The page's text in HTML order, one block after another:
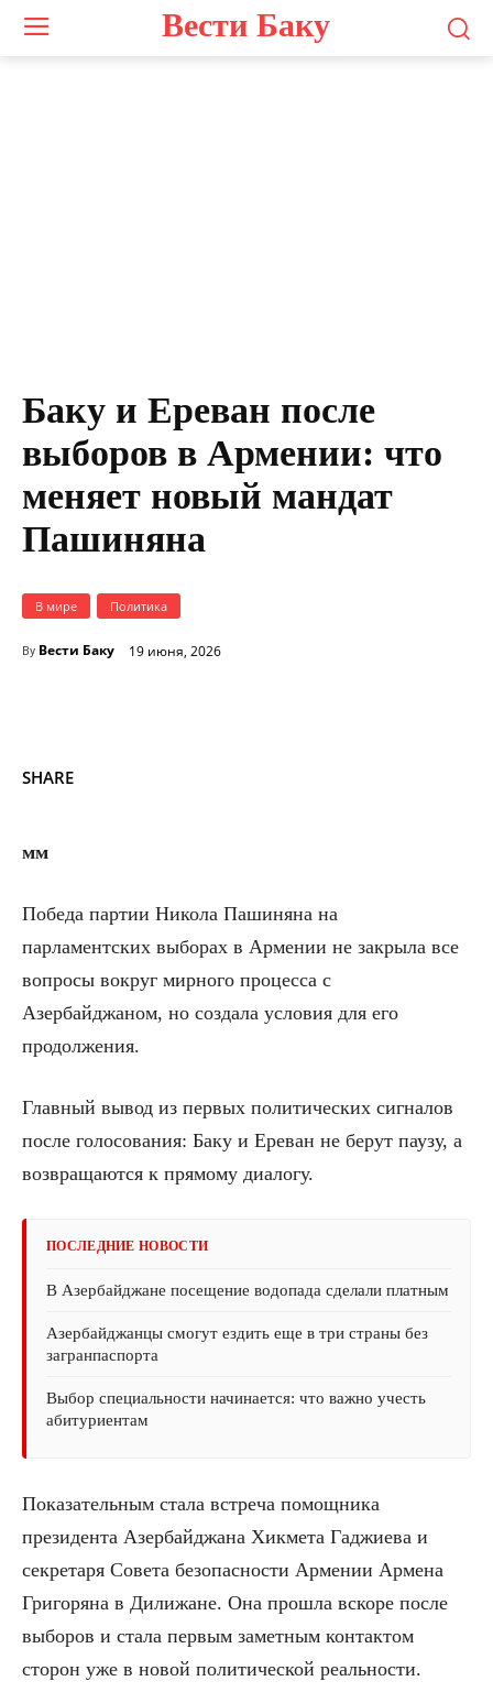
Вести Баку
Баку и Ереван после
выборов в Армении: что
меняет новый мандат
Пашиняна
В мире Политика
By Вести Баку 19 июня, 2026
SHARE
мм
Победа партии Никола Пашиняна на
парламентских выборах в Армении не закрыла все
вопросы вокруг мирного процесса с
Азербайджаном, но создала условия для его
продолжения.
Главный вывод из первых политических сигналов
после голосования: Баку и Ереван не берут паузу, а
возвращаются к прямому диалогу.
ПОСЛЕДНИЕ НОВОСТИ
В Азербайджане посещение водопада сделали платным
Азербайджанцы смогут ездить еще в три страны без
загранпаспорта
Выбор специальности начинается: что важно учесть
абитуриентам
Показательным стала встреча помощника
президента Азербайджана Хикмета Гаджиева и
секретаря Совета безопасности Армении Армена
Григоряна в Дилижане. Она прошла вскоре после
выборов и стала первым заметным контактом
сторон уже в новой политической реальности.